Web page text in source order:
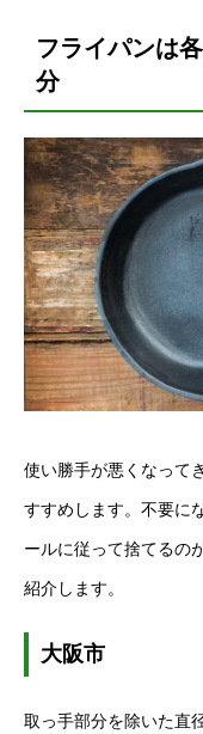
フライパンは
分
使い勝手が悪くなって
すすめします。不要に
ールに従って捨てるの
紹介します。
大阪市
取っ手部分を除いた直